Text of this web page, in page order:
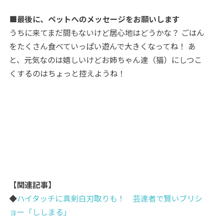
■最後に、ペットへのメッセージをお願いします
うちに来てまだ間もないけど居心地はどうかな？ ごはん
をたくさん食べていっぱい遊んで大きくなってね！ あ
と、元気なのは嬉しいけどお姉ちゃん達（猫）にしつこ
くするのはちょっと控えようね ！
【関連記事】
◆ハイタッチに真剣白刃取りも！ 芸達者で賢いブリシ
ョー「ししまる」